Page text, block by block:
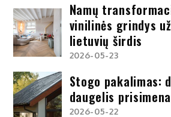
Namų
vinilinės grindys
lietuvių širdis
2026-05-23
Stogo pakalimas:
daugelis
2026-05-22